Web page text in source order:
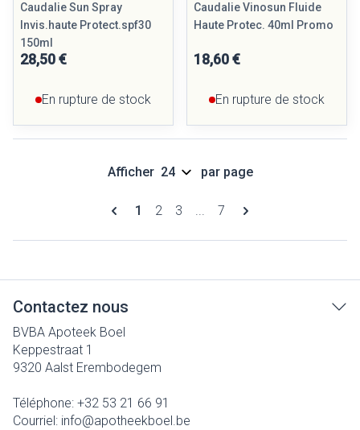
Caudalie Sun Spray
Invis.haute Protect.spf30
150ml
28,50 €
En rupture de stock
Caudalie Vinosun Fluide
Haute Protec. 40ml Promo
18,60 €
En rupture de stock
Pages
Vous lisez actuellement la page
1 Page
2 Page
3 ... Page
7
Afficher par page
Contactez nous
BVBA Apoteek Boel
Keppestraat 1
9320 Aalst Erembodegem
Téléphone: +32 53 21 66 91
Courriel: info@apotheekboel.be